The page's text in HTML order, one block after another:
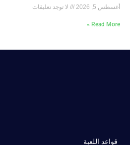
أغسطس 5, 2026 لا توجد تعليقات
Read More »
قواعد اللعبة